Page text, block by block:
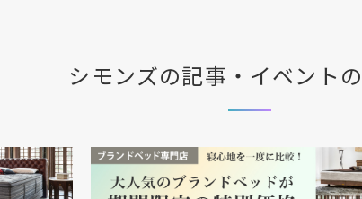
シモンズの記事・イベント